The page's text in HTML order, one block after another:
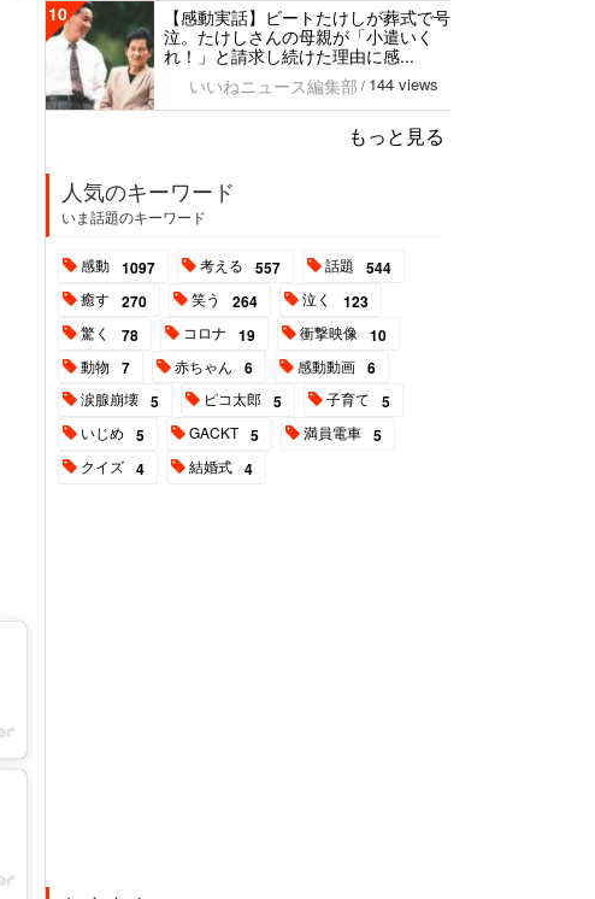
10
【感動実話】ビートたけしが葬式で号
泣。たけしさんの母親が「小遣いく
れ！」と請求し続けた理由に感...
いいねニュース編集部 / 144 views
もっと見る
人気のキーワード
いま話題のキーワード
感動 1097 考える 557 話題 544
癒す 270 笑う 264 泣く 123
驚く 78 コロナ 19 衝撃映像 10
動物 7 赤ちゃん 6 感動動画 6
涙腺崩壊 5 ピコ太郎 5 子育て 5
いじめ 5 GACKT 5 満員電車 5
クイズ 4 結婚式 4